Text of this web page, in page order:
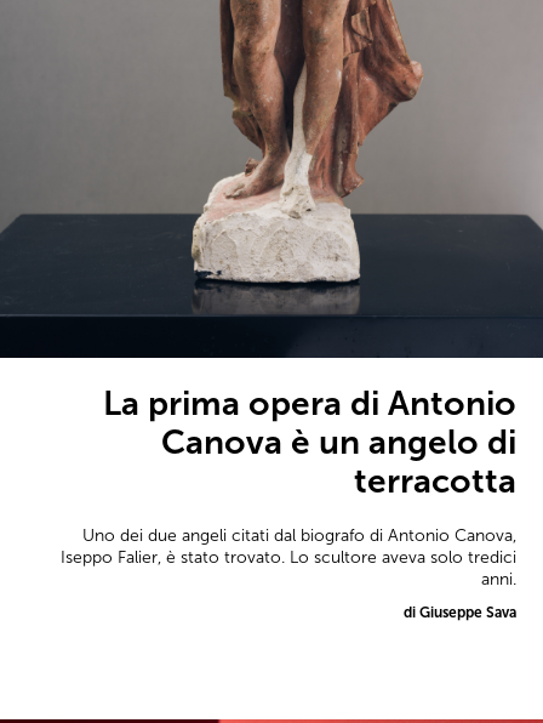
La prima opera di Antonio
Canova è un angelo di
terracotta
Uno dei due angeli citati dal biografo di Antonio Canova,
Iseppo Falier, è stato trovato. Lo scultore aveva solo tredici
anni.
di Giuseppe Sava